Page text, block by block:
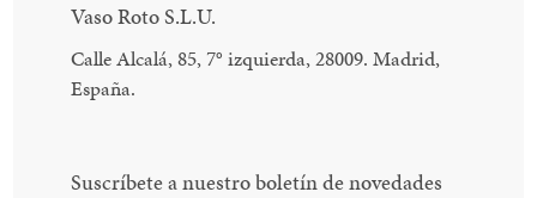
Vaso Roto S.L.U.
Calle Alcalá, 85, 7° izquierda, 28009. Madrid,
España.
Suscríbete a nuestro boletín de novedades